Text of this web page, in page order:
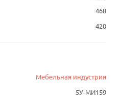
468
420
Мебельная индустрия
5У-МИ159